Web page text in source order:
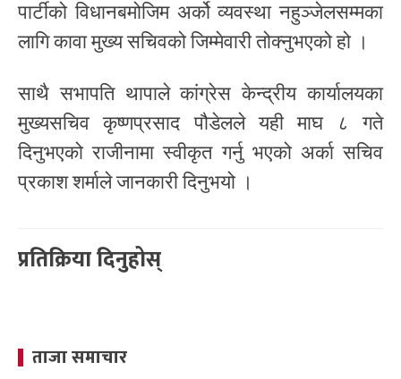
पार्टीको विधानबमोजिम अर्को व्यवस्था नहुञ्जेलसम्मका
लागि कावा मुख्य सचिवको जिम्मेवारी तोक्नुभएको हो ।
साथै सभापति थापाले कांग्रेस केन्द्रीय कार्यालयका
मुख्यसचिव कृष्णप्रसाद पौडेलले यही माघ ८ गते
दिनुभएको राजीनामा स्वीकृत गर्नु भएको अर्का सचिव
प्रकाश शर्माले जानकारी दिनुभयो ।
प्रतिक्रिया दिनुहोस्
ताजा समाचार